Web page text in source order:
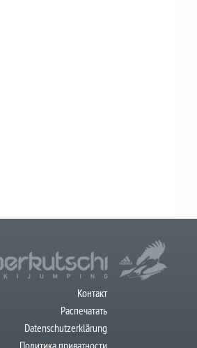
Контакт
Распечатать
Datenschutzerklärung